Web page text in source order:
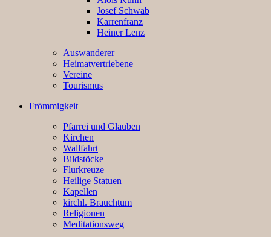
Josef Schwab
Karrenfranz
Heiner Lenz
Auswanderer
Heimatvertriebene
Vereine
Tourismus
Frömmigkeit
Pfarrei und Glauben
Kirchen
Wallfahrt
Bildstöcke
Flurkreuze
Heilige Statuen
Kapellen
kirchl. Brauchtum
Religionen
Meditationsweg